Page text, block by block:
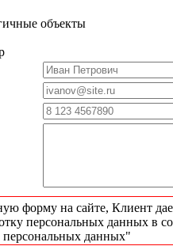
объекты
форму на сайте, Клиент
персональных данных в
данных"